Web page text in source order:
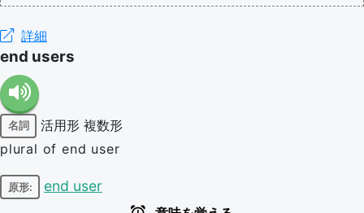
詳細
end users
名詞 活用形 複数形
plural of end user
原形: end user